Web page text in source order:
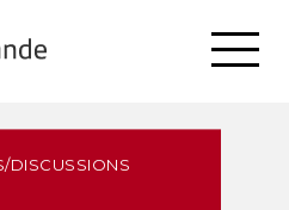
DISCUSSIONS